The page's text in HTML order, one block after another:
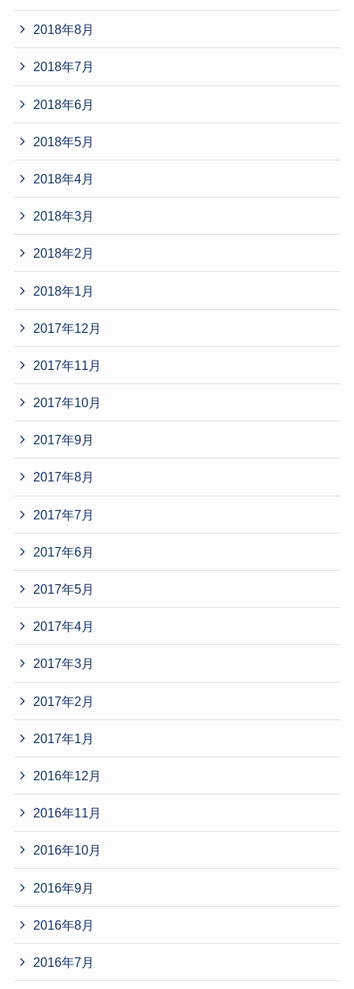
2018年8月
2018年7月
2018年6月
2018年5月
2018年4月
2018年3月
2018年2月
2018年1月
2017年12月
2017年11月
2017年10月
2017年9月
2017年8月
2017年7月
2017年6月
2017年5月
2017年4月
2017年3月
2017年2月
2017年1月
2016年12月
2016年11月
2016年10月
2016年9月
2016年8月
2016年7月